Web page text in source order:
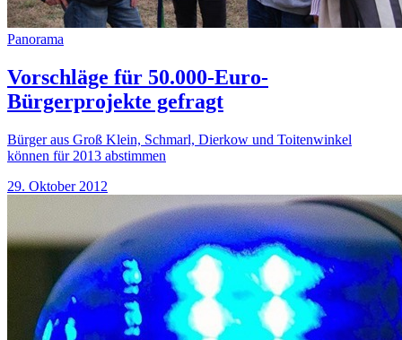
Panorama
Vorschläge für 50.000-Euro-
Bürgerprojekte gefragt
Bürger aus Groß Klein, Schmarl, Dierkow und Toitenwinkel
können für 2013 abstimmen
29. Oktober 2012